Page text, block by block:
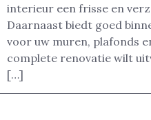
interieur een frisse en
Daarnaast biedt goed
voor uw muren, plafonds
complete renovatie wilt
[…]